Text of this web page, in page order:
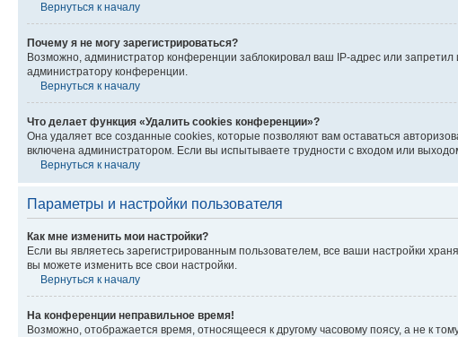
Вернуться к началу
Почему я не могу зарегистрироваться?
Возможно, администратор конференции заблокировал ваш IP-адрес или
администратору конференции.
Вернуться к началу
Что делает функция «Удалить cookies конференции»?
Она удаляет все созданные cookies, которые позволяют вам оставаться
включена администратором. Если вы испытываете трудности с входом или
Вернуться к началу
Параметры и настройки пользователя
Как мне изменить мои настройки?
Если вы являетесь зарегистрированным пользователем, все ваши настройки
вы можете изменить все свои настройки.
Вернуться к началу
На конференции неправильное время!
Возможно, отображается время, относящееся к другому часовому поясу, а не к